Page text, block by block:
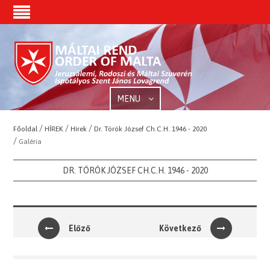
MENU
Főoldal /HÍREK /Hírek /Dr. Török József Ch.C.H. 1946 - 2020
/ Galéria
DR. TÖRÖK JÓZSEF CH.C.H. 1946 - 2020
Előző Következő